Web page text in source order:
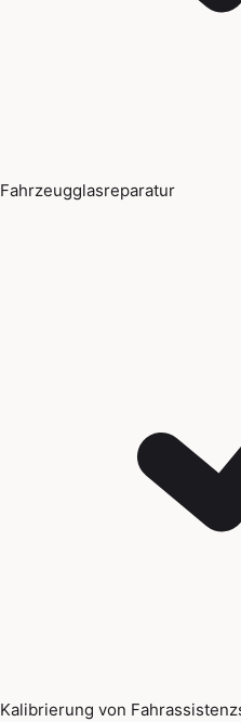
Fahrzeugglasreparatur
Kalibrierung von